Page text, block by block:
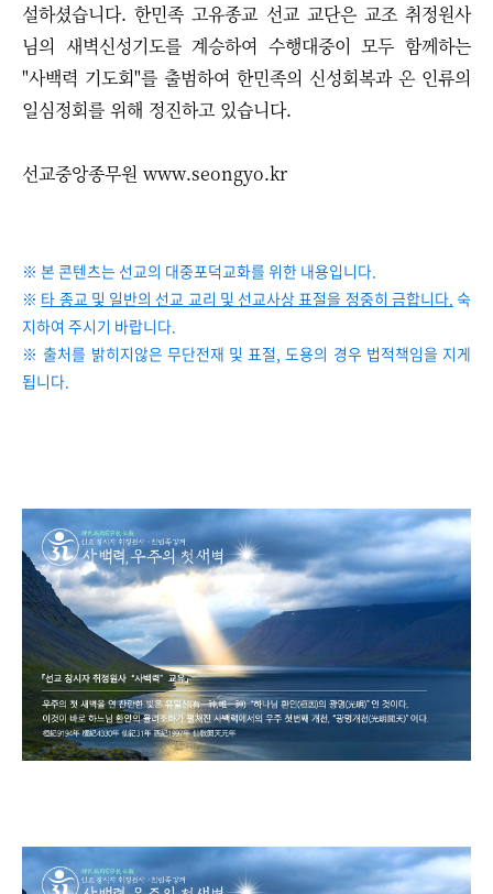
설하셨습니다. 한민족 고유종교 선교 교단은 교조 취정원사
님의 새벽신성기도를 계승하여 수행대중이 모두 함께하는
"사백력 기도회"를 출범하여 한민족의 신성회복과 온 인류의
일심정회를 위해 정진하고 있습니다.
선교중앙종무원 www.seongyo.kr
※ 본 콘텐츠는 선교의 대중포덕교화를 위한 내용입니다.
※ 타 종교 및 일반의 선교 교리 및 선교사상 표절을 정중히 금합니다. 숙
지하여 주시기 바랍니다.
※ 출처를 밝히지않은 무단전재 및 표절, 도용의 경우 법적책임을 지게
됩니다.